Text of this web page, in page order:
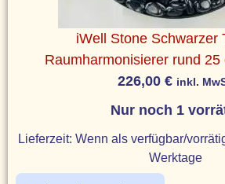
iWell Stone Schwarzer
Raumharmonisierer rund 25
226,00 € inkl.
Nur noch 1
Lieferzeit: Wenn als verfügbar/
Werktage